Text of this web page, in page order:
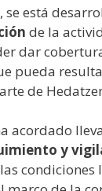
se está
de la
dar
pueda
de
acordado
y
condiciones